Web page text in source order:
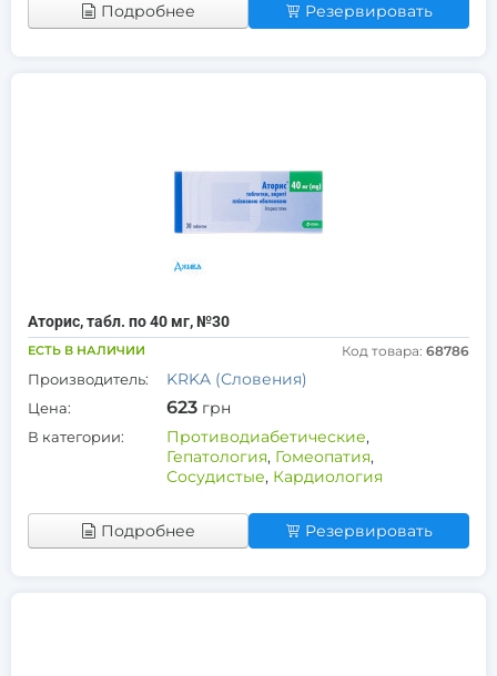
Подробнее Резервировать
Аторис, табл. по 40 мг, №30
ЕСТЬ В НАЛИЧИИ Код товара: 68786
Производитель: KRKA (Словения)
Цена: 623 грн
В категории: Противодиабетические,
Гепатология, Гомеопатия,
Сосудистые, Кардиология
Подробнее Резервировать